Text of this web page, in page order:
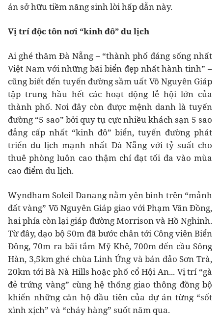
án sở hữu tiềm năng sinh lời hấp dẫn này.
Vị trí độc tôn nơi “kinh đô” du lịch
Ai ghé thăm Đà Nẵng – “thành phố đáng sống nhất
Việt Nam với những bãi biển đẹp nhất hành tinh” –
cũng biết đến tuyến đường sầm uất Võ Nguyên Giáp
tập trung hầu hết các hoạt động lễ hội lớn của
thành phố. Nơi đây còn được mệnh danh là tuyến
đường “5 sao” bởi quy tụ cực nhiều khách sạn 5 sao
đẳng cấp nhất “kinh đô” biển, tuyến đường phát
triển du lịch mạnh nhất Đà Nẵng với tỷ suất cho
thuê phòng luôn cao thậm chí đạt tối đa vào mùa
cao điểm du lịch.
Wyndham Soleil Danang nằm yên bình trên “mảnh
đất vàng” Võ Nguyên Giáp giao với Phạm Văn Đồng,
hai phía còn lại giáp đường Morrison và Hồ Nghinh.
Từ đây, dạo bộ 50m đã bước chân tới Công viên Biển
Đông, 70m ra bãi tắm Mỹ Khê, 700m đến cầu Sông
Hàn, 3,5km ghé chùa Linh Ứng và bán đảo Sơn Trà,
20km tới Bà Nà Hills hoặc phố cổ Hội An... Vị trí “gà
đẻ trứng vàng” cùng hệ thống giao thông đồng bộ
khiến những căn hộ đầu tiên của dự án từng “sốt
xình xịch” và “cháy hàng” suốt năm qua.